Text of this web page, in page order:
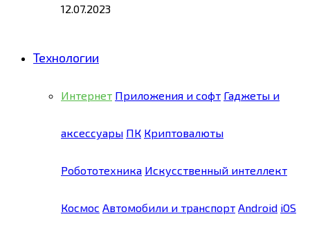
12.07.2023
Технологии
Интернет Приложения и софт Гаджеты и
аксессуары ПК Криптовалюты
Робототехника Искусственный интеллект
Космос Автомобили и транспорт Android iOS